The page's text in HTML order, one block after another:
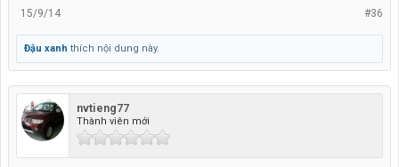
#36
15/9/14
Đậu xanh thích nội dung này.
nvtieng77
Thành viên mới